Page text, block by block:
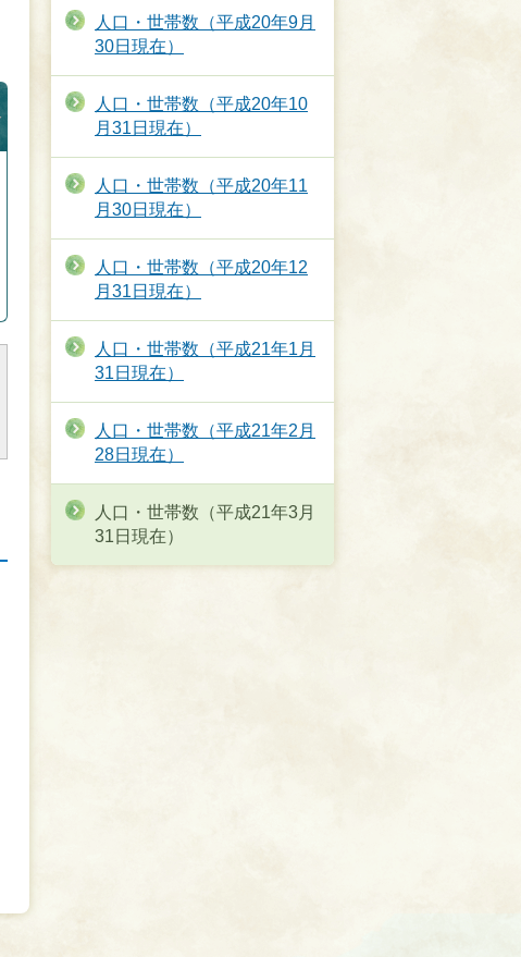
人口・世帯数（平成20年9月
30日現在）
人口・世帯数（平成20年10
月31日現在）
人口・世帯数（平成20年11
月30日現在）
人口・世帯数（平成20年12
月31日現在）
人口・世帯数（平成21年1月
31日現在）
人口・世帯数（平成21年2月
28日現在）
人口・世帯数（平成21年3月
31日現在）